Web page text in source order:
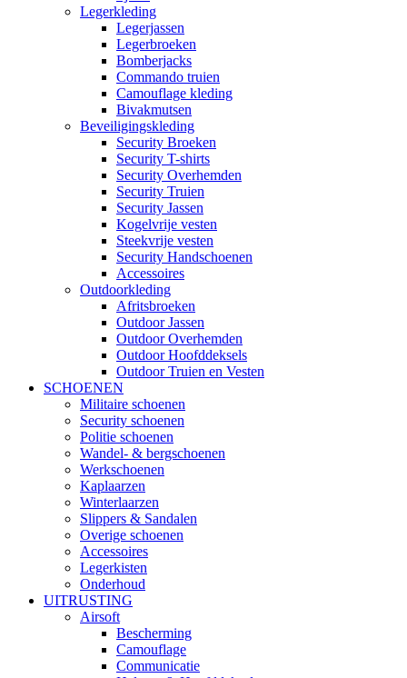
Legerkleding
Legerjassen
Legerbroeken
Bomberjacks
Commando truien
Camouflage kleding
Bivakmutsen
Beveiligingskleding
Security Broeken
Security T-shirts
Security Overhemden
Security Truien
Security Jassen
Kogelvrije vesten
Steekvrije vesten
Security Handschoenen
Accessoires
Outdoorkleding
Afritsbroeken
Outdoor Jassen
Outdoor Overhemden
Outdoor Hoofddeksels
Outdoor Truien en Vesten
SCHOENEN
Militaire schoenen
Security schoenen
Politie schoenen
Wandel- & bergschoenen
Werkschoenen
Kaplaarzen
Winterlaarzen
Slippers & Sandalen
Overige schoenen
Accessoires
Legerkisten
Onderhoud
UITRUSTING
Airsoft
Bescherming
Camouflage
Communicatie